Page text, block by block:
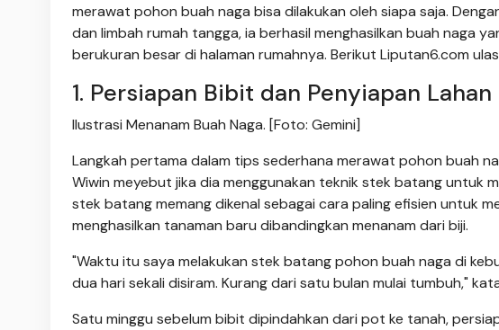
merawat pohon buah naga bisa dilakukan oleh siapa saja.
dan limbah rumah tangga, ia berhasil menghasilkan buah naga
berukuran besar di halaman rumahnya. Berikut Liputan6.com
1. Persiapan Bibit dan Penyiapan Lahan
Ilustrasi Menanam Buah Naga. [Foto: Gemini]
Langkah pertama dalam tips sederhana merawat pohon buah
Wiwin meyebut jika dia menggunakan teknik stek batang untuk
stek batang memang dikenal sebagai cara paling efisien untuk
menghasilkan tanaman baru dibandingkan menanam dari biji.
"Waktu itu saya melakukan stek batang pohon buah naga di
dua hari sekali disiram. Kurang dari satu bulan mulai tumbuh,"
Satu minggu sebelum bibit dipindahkan dari pot ke tanah,